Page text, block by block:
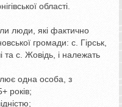
області.
люди, які фактично
громади: с. Гірськ,
та с. Жовідь, і належать
одна особа, з
років;